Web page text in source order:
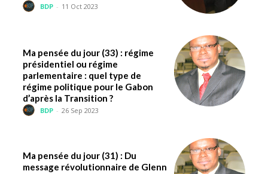
BDP - 11 Oct 2023
Ma pensée du jour (33) : régime
présidentiel ou régime
parlementaire : quel type de
régime politique pour le Gabon
d’après la Transition ?
BDP - 26 Sep 2023
Ma pensée du jour (31) : Du
message révolutionnaire de Glenn